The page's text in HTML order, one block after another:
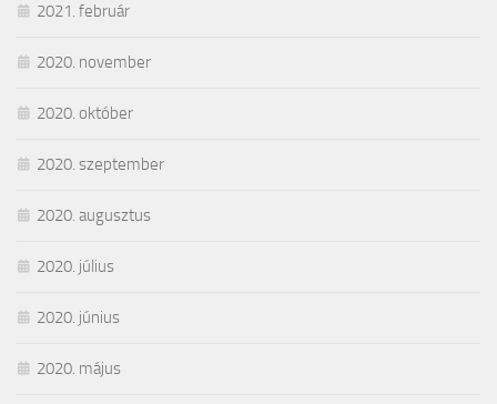
2021. február
2020. november
2020. október
2020. szeptember
2020. augusztus
2020. július
2020. június
2020. május